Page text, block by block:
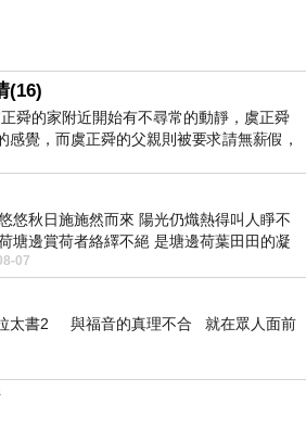
(16)
舜的家附近開始有不尋常的動靜，虞正舜
感覺，而虞正舜的父親則被要求請無薪假，
悠秋日施施然而來 陽光仍熾熱得叫人睜不
塘邊賞荷者絡繹不絕 是塘邊荷葉田田的凝
飄逸的是映日荷花別樣紅
07
書2 與福音的真理不合 就在眾人面前